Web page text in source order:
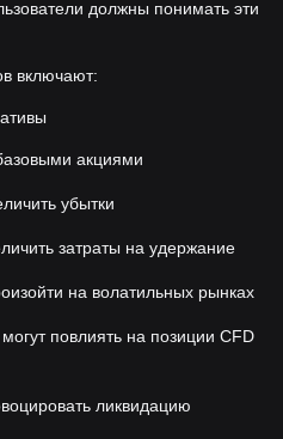
должны понимать эти
включают:
акциями
убытки
затраты на удержание
на волатильных рынках
повлиять на позиции CFD
ликвидацию